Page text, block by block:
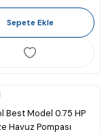
Sepete Ekle
Best Model 0.75 HP
Havuz Pompası